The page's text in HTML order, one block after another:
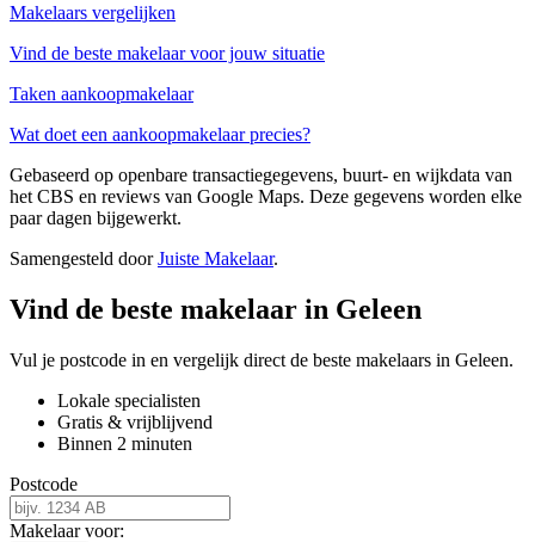
Makelaars vergelijken
Vind de beste makelaar voor jouw situatie
Taken aankoopmakelaar
Wat doet een aankoopmakelaar precies?
Gebaseerd op openbare transactiegegevens, buurt- en wijkdata van
het CBS en reviews van Google Maps. Deze gegevens worden elke
paar dagen bijgewerkt.
Samengesteld doorJuiste Makelaar.
Vind de beste makelaar in Geleen
Vul je postcode in en vergelijk direct de beste makelaars in Geleen.
Lokale specialisten
Gratis & vrijblijvend
Binnen 2 minuten
Postcode
Makelaar voor: